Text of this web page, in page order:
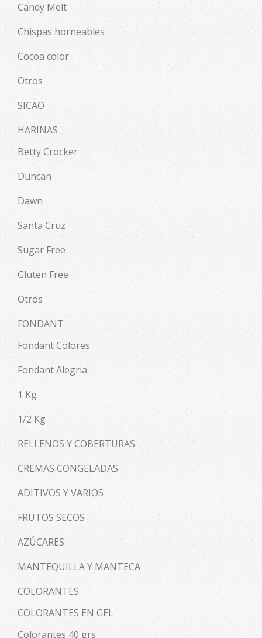
Candy Melt
Chispas horneables
Cocoa color
Otros
SICAO
HARINAS
Betty Crocker
Duncan
Dawn
Santa Cruz
Sugar Free
Gluten Free
Otros
FONDANT
Fondant Colores
Fondant Alegria
1 Kg
1/2 Kg
RELLENOS Y COBERTURAS
CREMAS CONGELADAS
ADITIVOS Y VARIOS
FRUTOS SECOS
AZÚCARES
MANTEQUILLA Y MANTECA
COLORANTES
COLORANTES EN GEL
Colorantes 40 grs